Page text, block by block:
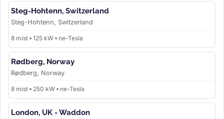
Steg-Hohtenn, Switzerland
Steg-Hohtenn, Switzerland
8 míst • 125 kW • ne-Tesla
Rødberg, Norway
Rødberg, Norway
8 míst • 250 kW • ne-Tesla
London, UK - Waddon